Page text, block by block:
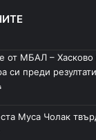
от МБАЛ – Хасково
си преди
Муса Чолак